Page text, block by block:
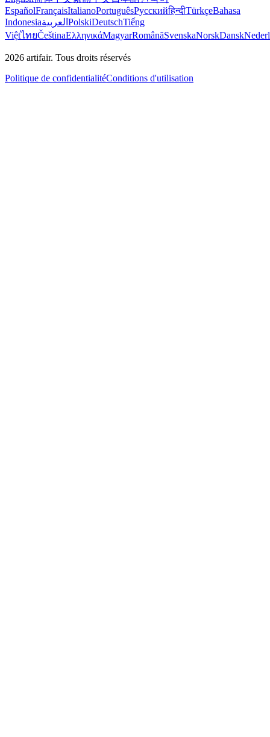
EspañolFrançaisItalianoPortuguêsРусскийहिन्दीTürkçeBahasa
Indonesiaالعربية PolskiDeutschTiếng
ViệtไทยČeštinaΕλληνικάMagyarRomânăSvenskaNorskDansk
2026 artifair. Tous droits réservés
Politique de confidentialitéConditions d'utilisation